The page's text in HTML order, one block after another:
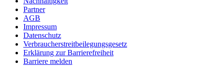
Partner
AGB
Impressum
Datenschutz
Verbraucherstreitbeilegungsgesetz
Erklärung zur Barrierefreiheit
Barriere melden